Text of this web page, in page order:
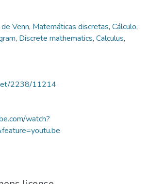
Venn, Matemáticas discretas, Cálculo,
, Discrete mathematics, Calculus,
2238/11214
watch?